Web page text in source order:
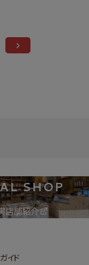
SHOP
店舗紹介
イド